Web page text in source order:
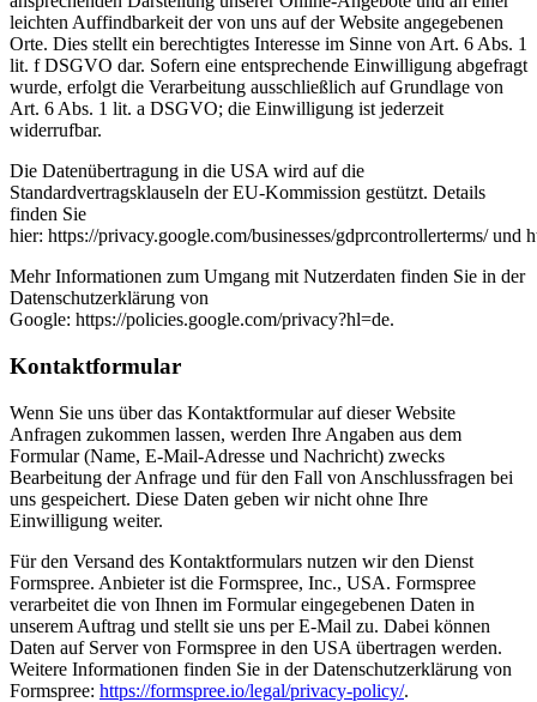
leichten Auffindbarkeit der von uns auf der Website angegebenen
Orte. Dies stellt ein berechtigtes Interesse im Sinne von Art. 6 Abs. 1
lit. f DSGVO dar. Sofern eine entsprechende Einwilligung abgefragt
wurde, erfolgt die Verarbeitung ausschließlich auf Grundlage von
Art. 6 Abs. 1 lit. a DSGVO; die Einwilligung ist jederzeit
widerrufbar.
Die Datenübertragung in die USA wird auf die
Standardvertragsklauseln der EU-Kommission gestützt. Details
finden Sie
hier: https://privacy.google.com/businesses/gdprcontrollerterms/ und
Mehr Informationen zum Umgang mit Nutzerdaten finden Sie in der
Datenschutzerklärung von
Google: https://policies.google.com/privacy?hl=de.
Kontaktformular
Wenn Sie uns über das Kontaktformular auf dieser Website
Anfragen zukommen lassen, werden Ihre Angaben aus dem
Formular (Name, E-Mail-Adresse und Nachricht) zwecks
Bearbeitung der Anfrage und für den Fall von Anschlussfragen bei
uns gespeichert. Diese Daten geben wir nicht ohne Ihre
Einwilligung weiter.
Für den Versand des Kontaktformulars nutzen wir den Dienst
Formspree. Anbieter ist die Formspree, Inc., USA. Formspree
verarbeitet die von Ihnen im Formular eingegebenen Daten in
unserem Auftrag und stellt sie uns per E-Mail zu. Dabei können
Daten auf Server von Formspree in den USA übertragen werden.
Weitere Informationen finden Sie in der Datenschutzerklärung von
Formspree: https://formspree.io/legal/privacy-policy/.